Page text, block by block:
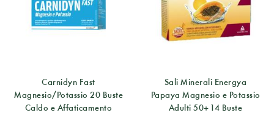
Carnidyn Fast
Magnesio/Potassio 20 Buste
Caldo e Affaticamento
Sali Minerali Energya
Papaya Magnesio e Potassio
Adulti 50+ 14 Buste